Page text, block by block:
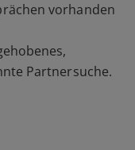
vorhanden
Partnersuche.